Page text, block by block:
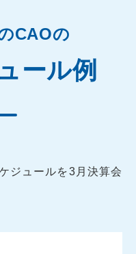
CAOの
ール例
ジュールを3月決算会